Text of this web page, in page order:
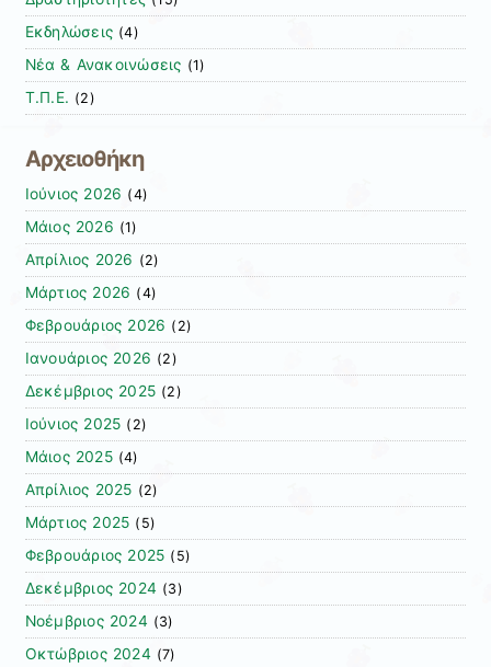
Εκδηλώσεις (4)
Νέα & Ανακοινώσεις (1)
Τ.Π.Ε. (2)
Αρχειοθήκη
Ιούνιος 2026 (4)
Μάιος 2026 (1)
Απρίλιος 2026 (2)
Μάρτιος 2026 (4)
Φεβρουάριος 2026 (2)
Ιανουάριος 2026 (2)
Δεκέμβριος 2025 (2)
Ιούνιος 2025 (2)
Μάιος 2025(4)
Απρίλιος 2025 (2)
Μάρτιος 2025 (5)
Φεβρουάριος 2025 (5)
Δεκέμβριος 2024 (3)
Νοέμβριος 2024 (3)
Οκτώβριος 2024 (7)